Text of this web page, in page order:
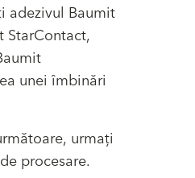
adezivul Baumit
StarContact,
unei îmbinări
urmați
procesare.